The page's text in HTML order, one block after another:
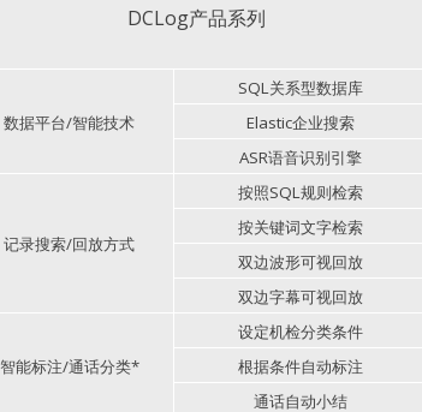
DCLog产品系列
数据平台/智能技术
SQL关系型数据库
Elastic企业搜索
ASR语音识别引擎
记录搜索/回放方式
按照SQL规则检索
按关键词文字检索
双边波形可视回放
双边字幕可视回放
智能标注/通话分类*
设定机检分类条件
根据条件自动标注
通话自动小结